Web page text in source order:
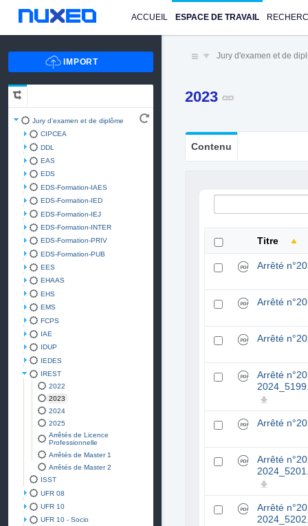
ACCUEIL ESPACE DE TRAVAIL
Jury d'examen et de diplôme
CIPCEA
DDL
EAS
EDS
EDS-Formation-IAES
EDS-Formation-IED
EDS-Formation-IEJ
EDS-Formation-INTER
EDS-Formation-PRIV
EDS-Formation-PUB
EES
EHAAS
EHS
EMS
FCPS
IAE
IDUP
IEDES
IREST
2022
2023
2024
2025
Arrêtés de Licence
Professionnelle
Arrêtés de Master 1
Arrêtés de Master 2
ISST
UFR 08
UFR 10
UFR 10 - Socio
Jury d'examen et de
2023
Contenu
Titre
Arrêté
Arrêté
Arrêté
Arrêté
Arrêté
Arrêté
Arrêté